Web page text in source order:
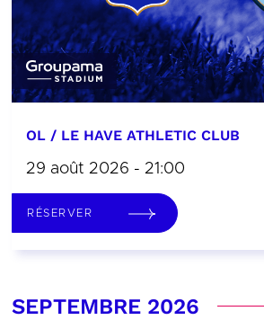
OL / LE HAVE ATHLETIC CLUB
29 août 2026 - 21:00
RÉSERVER
SEPTEMBRE 2026